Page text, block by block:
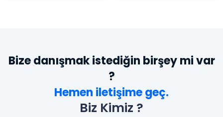
Bize danışmak istediğin birşey mi var
?
Hemen iletişime geç.
Biz Kimiz ?